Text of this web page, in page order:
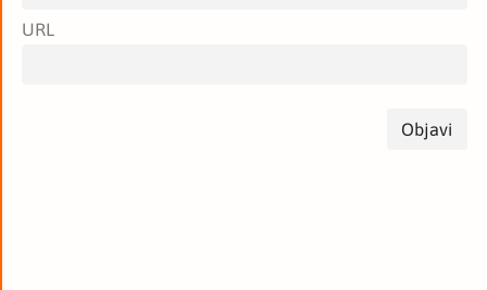
URL